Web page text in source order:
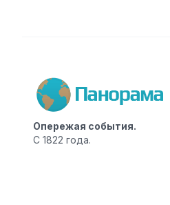
Опережая события.
С 1822 года.